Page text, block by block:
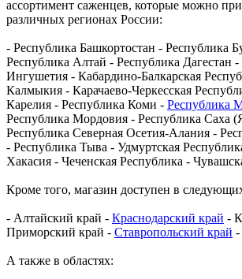
ассортимент саженцев, которые можно
различных регионах России:
- Республика Башкортостан - Республика
Республика Алтай - Республика Дагестан -
Ингушетия - Кабардино-Балкарская
Калмыкия - Карачаево-Черкесская
Карелия - Республика Коми - Республика
Республика Мордовия - Республика Саха
Республика Северная Осетия-Алания -
- Республика Тыва - Удмуртская
Хакасия - Чеченская Республика -
Кроме того, магазин доступен в
- Алтайский край - Краснодарский край -
Приморский край - Ставропольский край -
А также в областях: